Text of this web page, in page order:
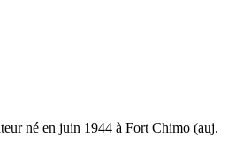
né en juin 1944 à Fort Chimo (auj.